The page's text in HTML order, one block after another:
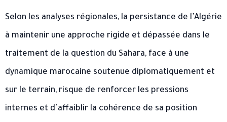
Selon les analyses régionales, la persistance de l’Algérie
à maintenir une approche rigide et dépassée dans le
traitement de la question du Sahara, face à une
dynamique marocaine soutenue diplomatiquement et
sur le terrain, risque de renforcer les pressions
internes et d’affaiblir la cohérence de sa position